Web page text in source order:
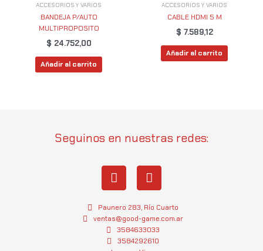
ACCESORIOS Y VARIOS
BANDEJA P/AUTO
MULTIPROPOSITO
$ 24.752,00
Añadir al carrito
ACCESORIOS Y VARIOS
CABLE HDMI 5 M
$ 7.589,12
Añadir al carrito
Seguinos en nuestras redes:
I
n
t
a
g
r
W
h
t
s
a
p
Paunero 283, Río Cuarto
ventas@good-game.com.ar
3584633033
3584292610